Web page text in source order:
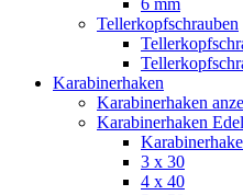
Tellerkopfschrauben
Karabinerhaken
Karabinerhaken
Karabinerhaken
3 x 30
4 x 40